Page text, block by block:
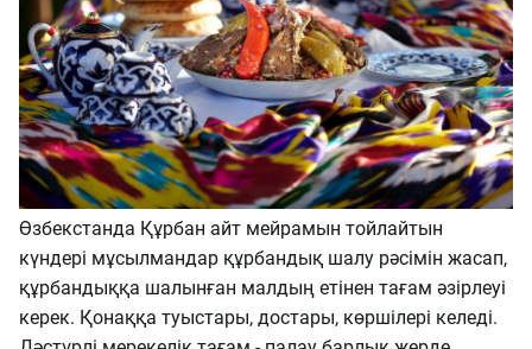
Өзбекстанда Құрбан айт мейрамын тойлайтын
күндері мұсылмандар құрбандық шалу рәсімін жасап,
құрбандыққа шалынған малдың етінен тағам әзірлеуі
керек. Қонаққа туыстары, достары, көршілері келеді.